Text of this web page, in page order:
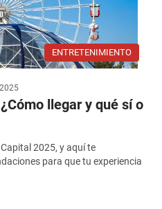
ENTRETENIMIENTO
llegar y qué sí o
2025, y aquí te
para que tu experiencia